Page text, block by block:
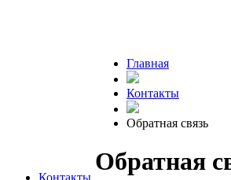
Контакты
Главная
Контакты
Обратная связь
Обратная